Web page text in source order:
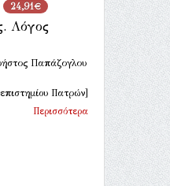
24,91€
Λόγος
Παπάζογλου
Πατρών]
Περισσότερα